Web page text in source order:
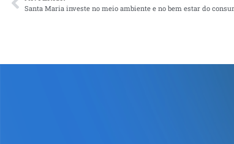
Santa Maria investe no meio ambiente e no bem estar do